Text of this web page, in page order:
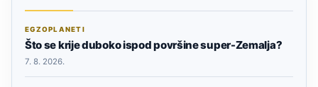
EGZOPLANETI
Što se krije duboko ispod površine super-Zemalja?
7. 8. 2026.